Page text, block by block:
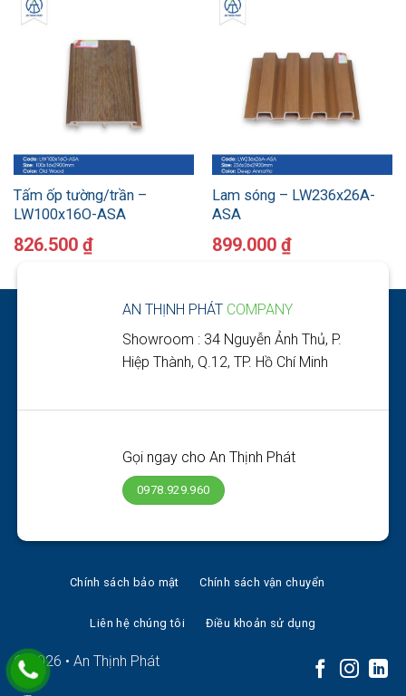
Tấm ốp tường/trần –
LW100x16O-ASA
826.500 ₫
Lam sóng – LW236x26A-
ASA
899.000 ₫
AN THỊNH PHÁT COMPANY
Showroom : 34 Nguyễn Ảnh Thủ, P.
Hiệp Thành, Q.12, TP. Hồ Chí Minh
Gọi ngay cho An Thịnh Phát
0978.929.960
© 2026 • An Thịnh Phát
Chính sách bảo mật Chính sách vận chuyển
Liên hệ chúng tôi Điều khoản sử dụng